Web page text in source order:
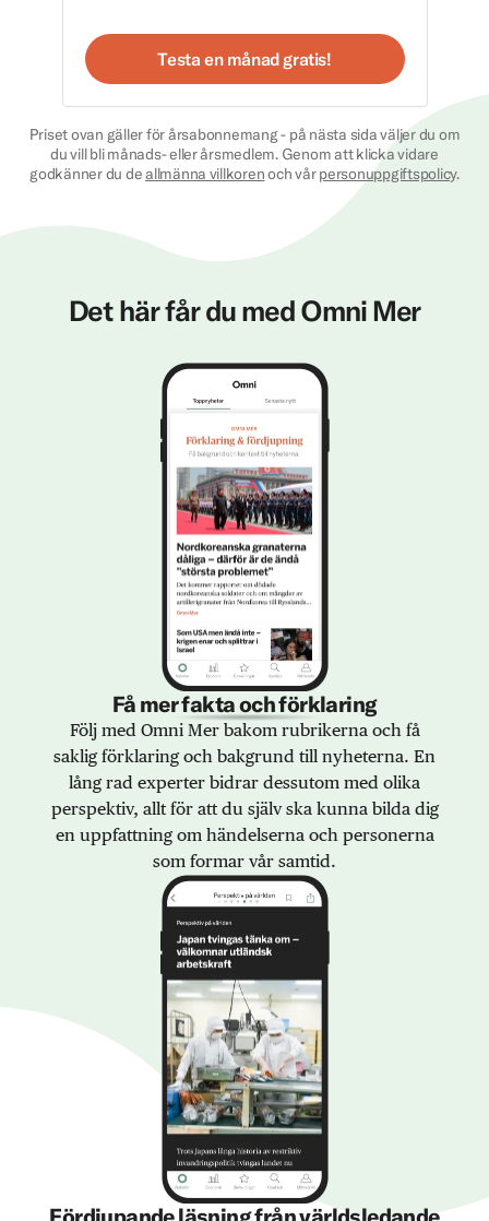
Testa en månad gratis!
Priset ovan gäller för årsabonnemang - på nästa sida väljer du om
du vill bli månads- eller årsmedlem. Genom att klicka vidare
godkänner du deallmänna villkorenoch vårpersonuppgiftspolicy.
Det här får du med Omni Mer
Få mer fakta och förklaring
Följ med Omni Mer bakom rubrikerna och få
saklig förklaring och bakgrund till nyheterna. En
lång rad experter bidrar dessutom med olika
perspektiv, allt för att du själv ska kunna bilda dig
en uppfattning om händelserna och personerna
som formar vår samtid.